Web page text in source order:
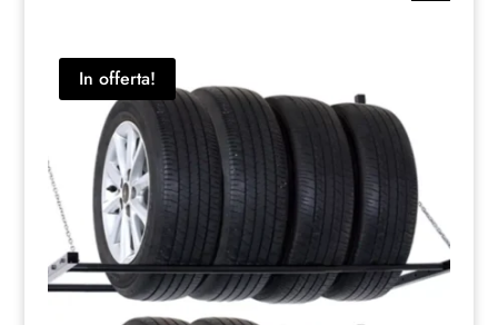
era:
159,00 €.139,00 €.
In offerta!